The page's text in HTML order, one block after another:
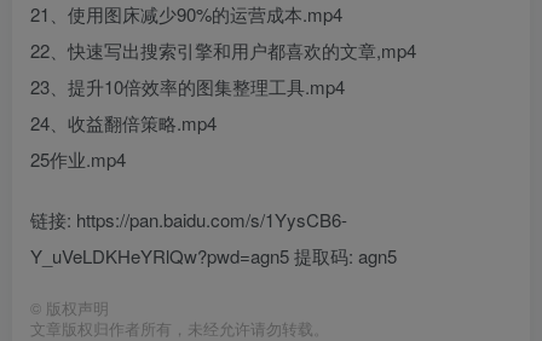
21、使用图床减少90%的运营成本.mp4
22、快速写出搜索引擎和用户都喜欢的文章,mp4
23、提升10倍效率的图集整理工具.mp4
24、收益翻倍策略.mp4
25作业.mp4
链接: https://pan.baidu.com/s/1YysCB6-
Y_uVeLDKHeYRlQw?pwd=agn5 提取码: agn5
© 版权声明
文章版权归作者所有，未经允许请勿转载。